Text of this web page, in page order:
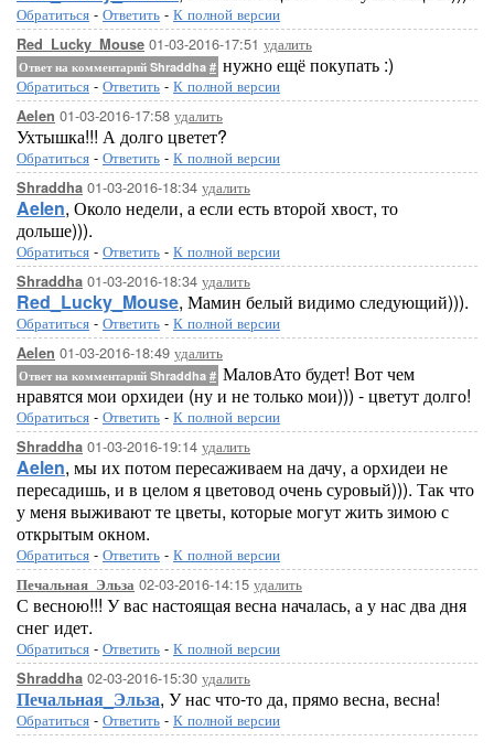
Обратиться - Ответить - К полной версии
Red_Lucky_Mouse 01-03-2016-17:51 удалить
Ответ на комментарий Shraddha # нужно ещё покупать :)
Обратиться - Ответить - К полной версии
Aelen 01-03-2016-17:58 удалить
Ухтышка!!! А долго цветет?
Обратиться - Ответить - К полной версии
Shraddha 01-03-2016-18:34 удалить
Aelen, Около недели, а если есть второй хвост, то
дольше))).
Обратиться - Ответить - К полной версии
Shraddha 01-03-2016-18:34 удалить
Red_Lucky_Mouse, Мамин белый видимо следующий))).
Обратиться - Ответить - К полной версии
Aelen 01-03-2016-18:49 удалить
Ответ на комментарий Shraddha # МаловАто будет! Вот чем
нравятся мои орхидеи (ну и не только мои))) - цветут долго!
Обратиться - Ответить - К полной версии
Shraddha 01-03-2016-19:14 удалить
Aelen, мы их потом пересаживаем на дачу, а орхидеи не
пересадишь, и в целом я цветовод очень суровый))). Так что
у меня выживают те цветы, которые могут жить зимою с
открытым окном.
Обратиться - Ответить - К полной версии
Печальная_Эльза 02-03-2016-14:15 удалить
С весною!!! У вас настоящая весна началась, а у нас два дня
снег идет.
Обратиться - Ответить - К полной версии
Shraddha 02-03-2016-15:30 удалить
Печальная_Эльза, У нас что-то да, прямо весна, весна!
Обратиться - Ответить - К полной версии